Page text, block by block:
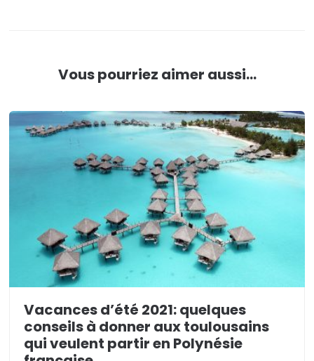
Vous pourriez aimer aussi...
Vacances d’été 2021: quelques
conseils à donner aux toulousains
qui veulent partir en Polynésie